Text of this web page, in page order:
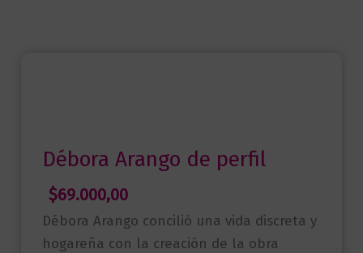
Débora Arango de perfil
$69.000,00
Débora Arango concilió una vida discreta y
hogareña con la creación de la obra